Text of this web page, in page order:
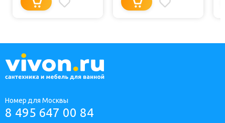
Номер для Москвы
8 495 647 00 84